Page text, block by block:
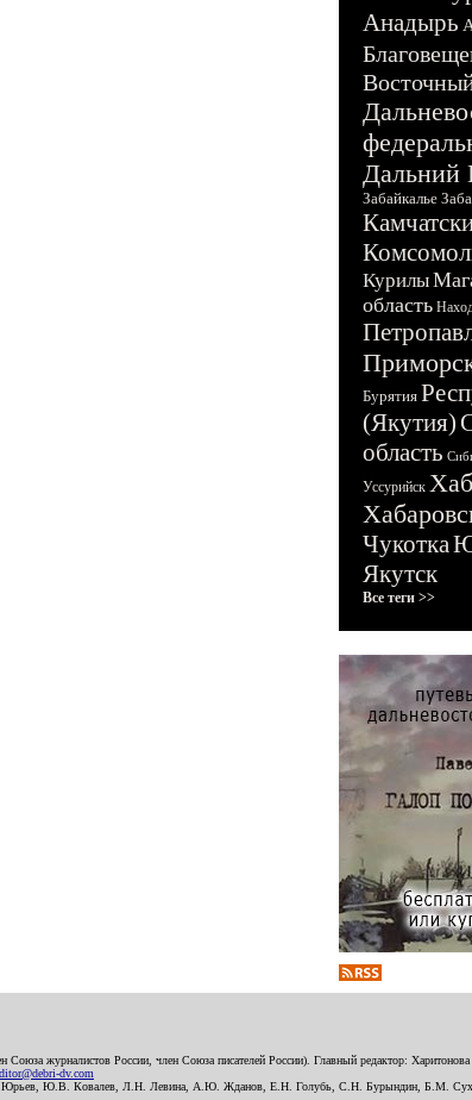
Анадырь
Дальний
Забайкалье
Курилы
область
Бурятия
(Якутия)
область
Уссурийск
Чукотка
Якутск
Все теги >>
Союза журналистов России, член Союза писателей России). Главный редактор:
dv.com
Юрьев, Ю.В. Ковалев, Л.Н. Левина, А.Ю. Жданов, Е.Н. Голубь, С.Н. Бурындин, Б.М.